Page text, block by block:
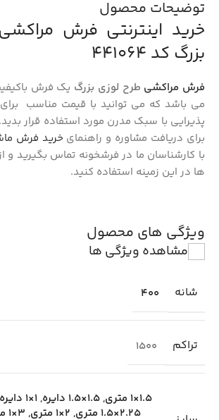
توضیحات محصول
خرید اینترنتی فرش
بزرگ کد 441064
فرش مراکشی طرح لوزی بزرگ یک فرش
می باشد که می توانید با قیمت مناسب برای
پذیرایی با سبک مدرن مورد استفاده قرار
برای دریافت مشاوره و راهنمای خرید فرش
با کارشناسان ما در فرشخونه تماس بگیرید و
ها در این زمینه استفاده کنید.
ویژگی های محصول
مشاهده ویژگی ها
شانه 400
تراکم 1500
1.5×1 متری ,1.5×1.5 دایره ,1×1 دایره
2.25×1.5 متری
, 2×1 متری , 3×1 متری